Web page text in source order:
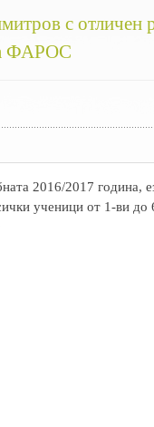
с отличен
ФАРОС
2016/2017 година,
ученици от 1-ви